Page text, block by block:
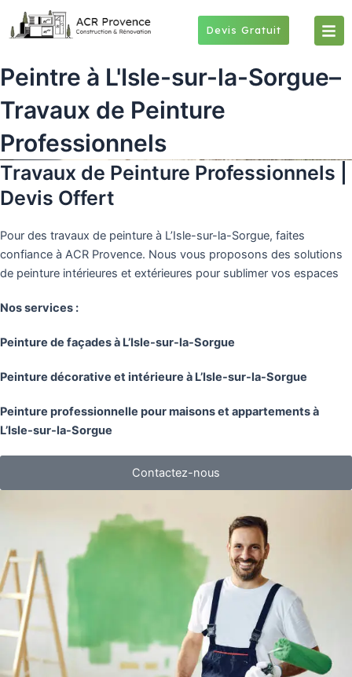
Devis Gratuit
Peintre à L'Isle-sur-la-Sorgue–
Travaux de Peinture
Professionnels
Travaux de Peinture Professionnels |
Devis Offert
Pour des travaux de peinture à L’Isle-sur-la-Sorgue, faites
confiance à ACR Provence. Nous vous proposons des solutions
de peinture intérieures et extérieures pour sublimer vos espaces
Nos services :
Peinture de façades à L’Isle-sur-la-Sorgue
Peinture décorative et intérieure à L’Isle-sur-la-Sorgue
Peinture professionnelle pour maisons et appartements à
L’Isle-sur-la-Sorgue
Contactez-nous